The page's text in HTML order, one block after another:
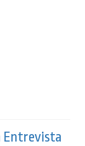
Entrevista